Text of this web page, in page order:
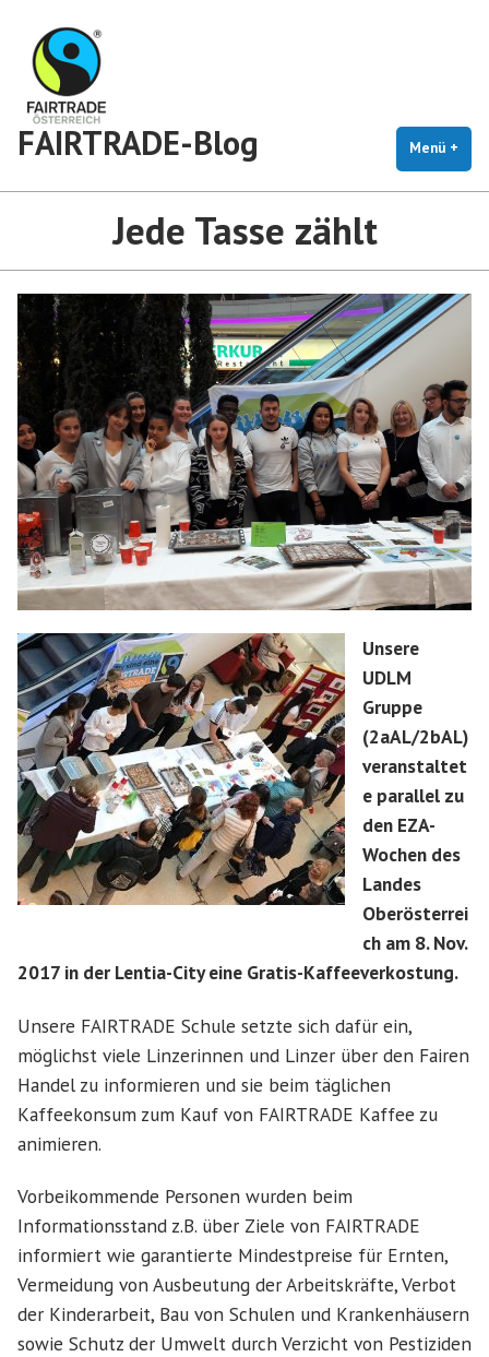
Inhalt
springen
FAIRTRADE-Blog Menü +
Jede Tasse zählt
Unsere
UDLM
Gruppe
(2aAL/2bAL)
veranstaltet
e parallel zu
den EZA-
Wochen des
Landes
Oberösterrei
ch am 8. Nov.
2017 in der Lentia-City eine Gratis-Kaffeeverkostung.
Unsere FAIRTRADE Schule setzte sich dafür ein,
möglichst viele Linzerinnen und Linzer über den Fairen
Handel zu informieren und sie beim täglichen
Kaffeekonsum zum Kauf von FAIRTRADE Kaffee zu
animieren.
Vorbeikommende Personen wurden beim
Informationsstand z.B. über Ziele von FAIRTRADE
informiert wie garantierte Mindestpreise für Ernten,
Vermeidung von Ausbeutung der Arbeitskräfte, Verbot
der Kinderarbeit, Bau von Schulen und Krankenhäusern
sowie Schutz der Umwelt durch Verzicht von Pestiziden